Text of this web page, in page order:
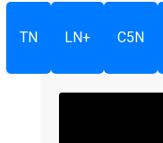
TN LN+ C5N